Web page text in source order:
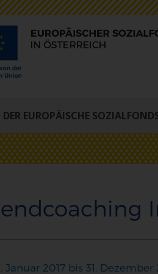
DER EUROPÄISCHE
Januar 2017 bis 31. Dezember